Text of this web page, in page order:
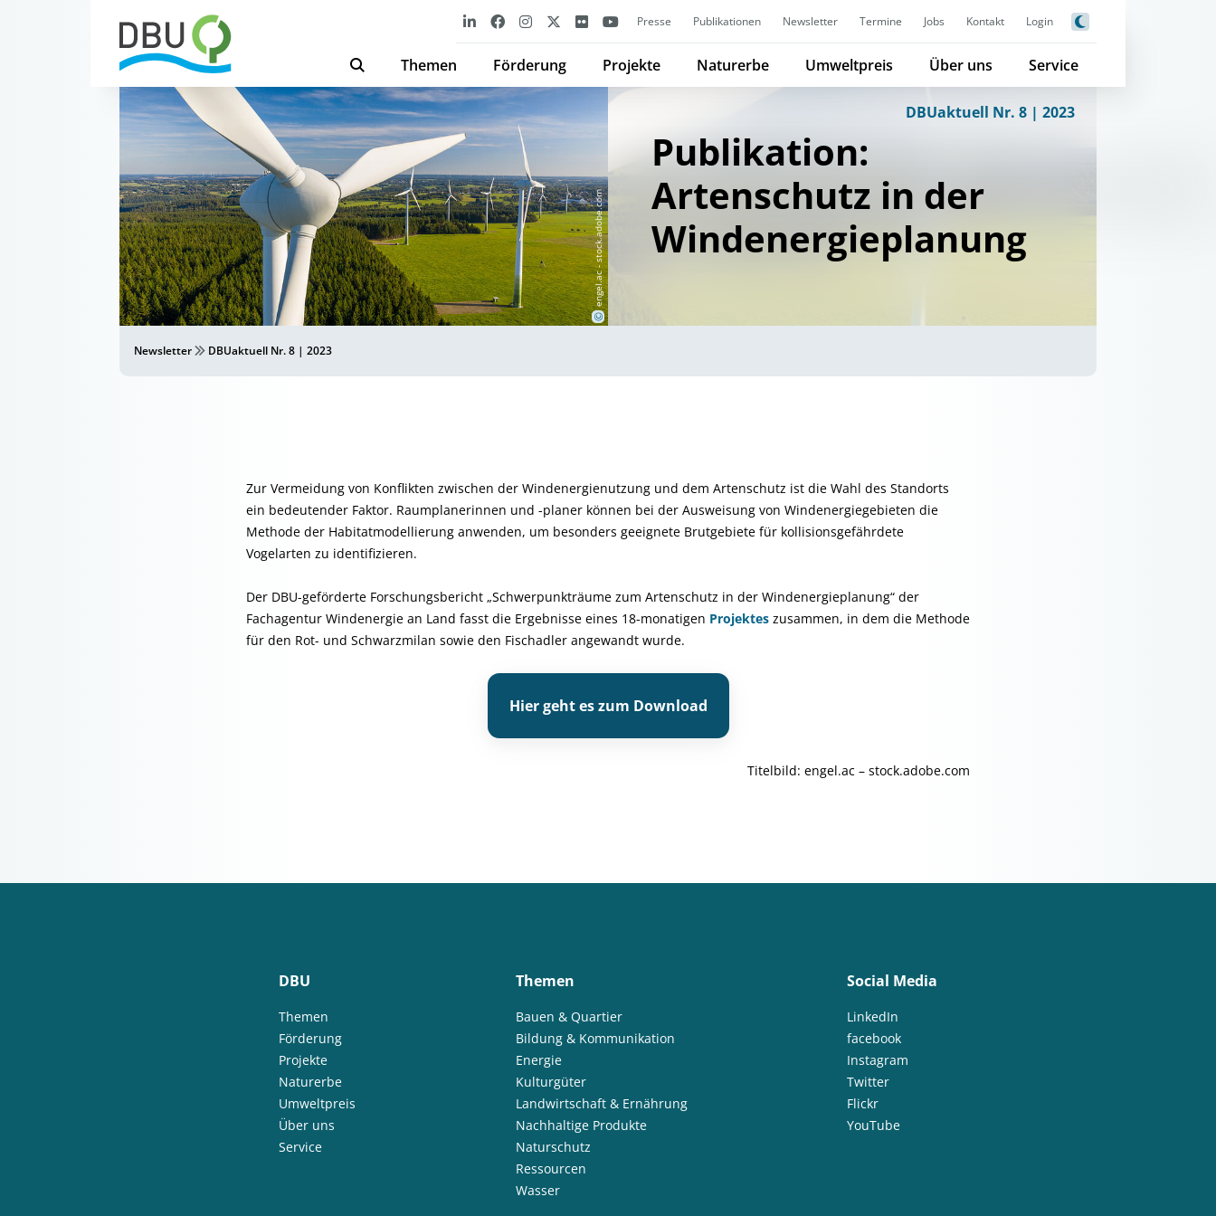
Presse Publikationen Newsletter Termine Jobs Kontakt Login
Themen Förderung Projekte Naturerbe Umweltpreis Über uns Service
©
engel.ac - stock.adobe.com
DBUaktuell Nr. 8 | 2023
Publikation:
Artenschutz in der
Windenergieplanung
Newsletter DBUaktuell Nr. 8 | 2023
Zur Vermeidung von Konflikten zwischen der Windenergienutzung und dem Artenschutz ist die Wahl des Standorts
ein bedeutender Faktor. Raumplanerinnen und -planer können bei der Ausweisung von Windenergiegebieten die
Methode der Habitatmodellierung anwenden, um besonders geeignete Brutgebiete für kollisionsgefährdete
Vogelarten zu identifizieren.
Der DBU-geförderte Forschungsbericht „Schwerpunkträume zum Artenschutz in der Windenergieplanung“ der
Fachagentur Windenergie an Land fasst die Ergebnisse eines 18-monatigen Projektes zusammen, in dem die Methode
für den Rot- und Schwarzmilan sowie den Fischadler angewandt wurde.
Hier geht es zum Download
Titelbild: engel.ac – stock.adobe.com
DBU
Themen
Förderung
Projekte
Naturerbe
Umweltpreis
Über uns
Service
Themen
Bauen & Quartier
Bildung & Kommunikation
Energie
Kulturgüter
Landwirtschaft & Ernährung
Nachhaltige Produkte
Naturschutz
Ressourcen
Wasser
Social Media
LinkedIn
facebook
Instagram
Twitter
Flickr
YouTube